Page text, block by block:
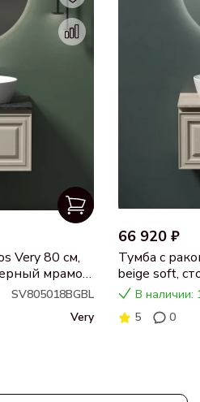
Very 80 см,
мрамор,
SV805018BGBL
Very
66 920 ₽
Тумба с
beige soft,
раковина
В наличии:
5
0